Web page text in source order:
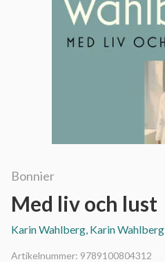
Bonnier
Med liv och lust
Karin Wahlberg, Karin Wahlberg
Artikelnummer: 9789100804312